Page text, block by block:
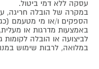
עסקה ללא דמי ביטול.
במקרה של הובלה חריגה,
הספקים ו/או מי מטעמם
באמצעות מדרגות או
לביצועה או הובלה לקומות
במלואה, לרבות שימוש